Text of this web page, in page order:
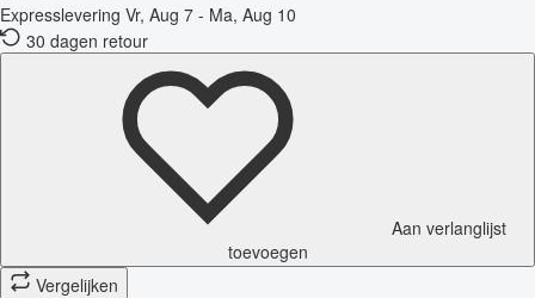
Expresslevering Vr, Aug 7 - Ma, Aug 10
30 dagen retour
Aan verlanglijst
toevoegen
Vergelijken